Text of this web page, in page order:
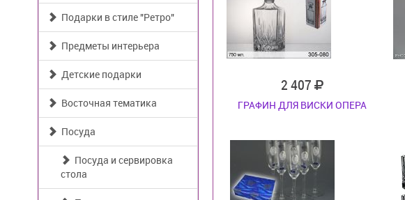
Подарки в стиле "Ретро"
Предметы интерьера
Детские подарки
Восточная тематика
Посуда
Посуда и сервировка
стола
2 407
ГРАФИН ДЛЯ ВИСКИ ОПЕРА